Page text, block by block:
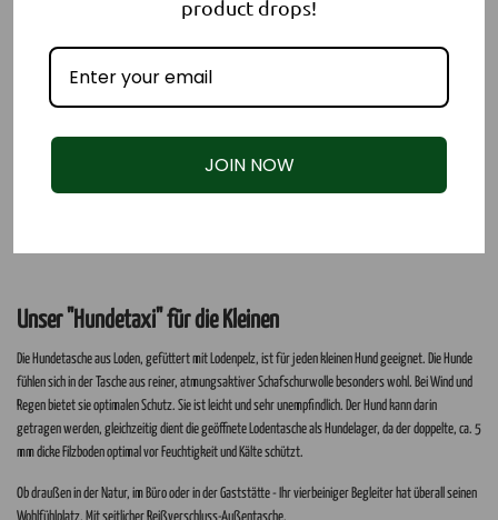
Unser "Hundetaxi" für die Kleinen
Die Hundetasche aus Loden, gefüttert mit Lodenpelz, ist für jeden kleinen Hund geeignet. Die Hunde
fühlen sich in der Tasche aus reiner, atmungsaktiver Schafschurwolle besonders wohl. Bei Wind und
Regen bietet sie optimalen Schutz. Sie ist leicht und sehr unempfindlich. Der Hund kann darin
getragen werden, gleichzeitig dient die geöffnete Lodentasche als Hundelager, da der doppelte, ca. 5
mm dicke Filzboden optimal vor Feuchtigkeit und Kälte schützt.
Ob draußen in der Natur, im Büro oder in der Gaststätte - Ihr vierbeiniger Begleiter hat überall seinen
product drops!
JOIN NOW